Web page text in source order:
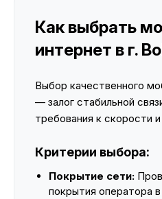
Как выбрать
интернет в г.
Выбор качественного
— залог стабильной
требования к скорости и
Критерии выбора:
Покрытие сети:
покрытия оператора